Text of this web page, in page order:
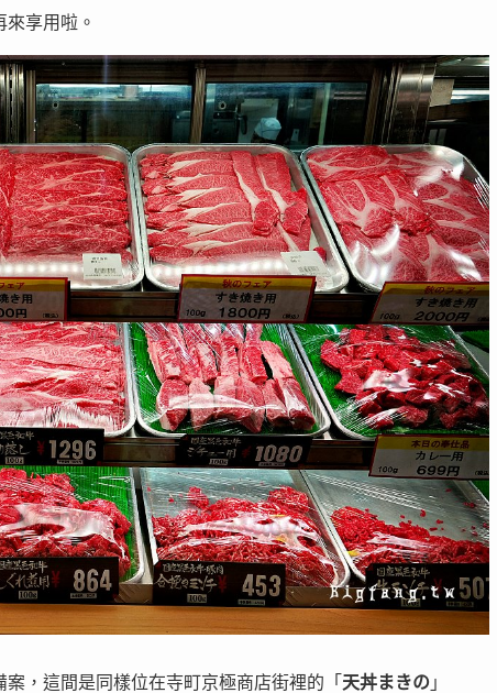
享用啦。
，這間是同樣位在寺町京極商店街裡的「 天丼まきの 」